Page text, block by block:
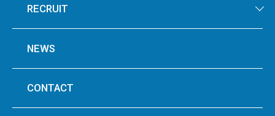
RECRUIT
NEWS
CONTACT